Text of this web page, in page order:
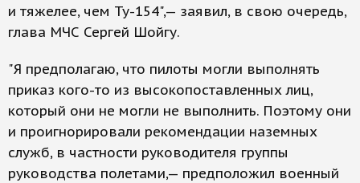
и тяжелее, чем Ту-154",— заявил, в свою очередь,
глава МЧС Сергей Шойгу.
"Я предполагаю, что пилоты могли выполнять
приказ кого-то из высокопоставленных лиц,
который они не могли не выполнить. Поэтому они
и проигнорировали рекомендации наземных
служб, в частности руководителя группы
руководства полетами,— предположил военный